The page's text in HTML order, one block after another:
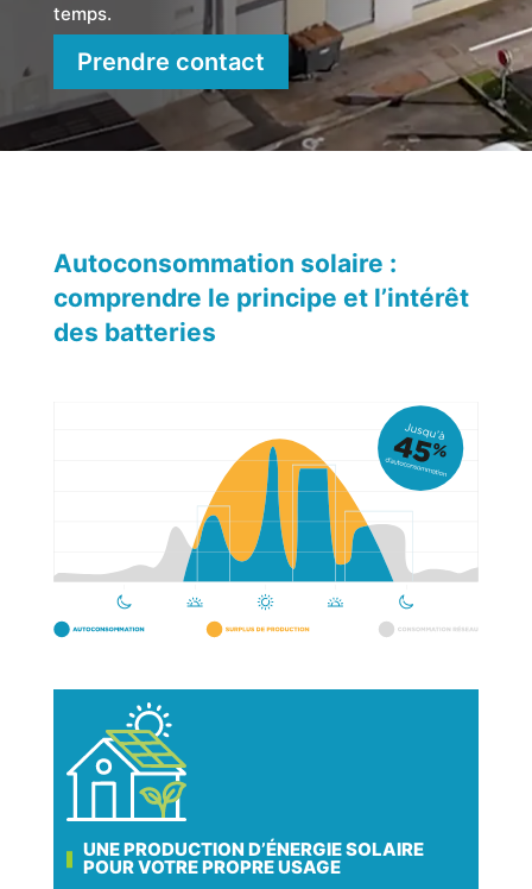
temps.
Prendre contact
Autoconsommation solaire :
comprendre le principe et l’intérêt
des batteries
UNE PRODUCTION D’ÉNERGIE SOLAIRE
POUR VOTRE PROPRE USAGE